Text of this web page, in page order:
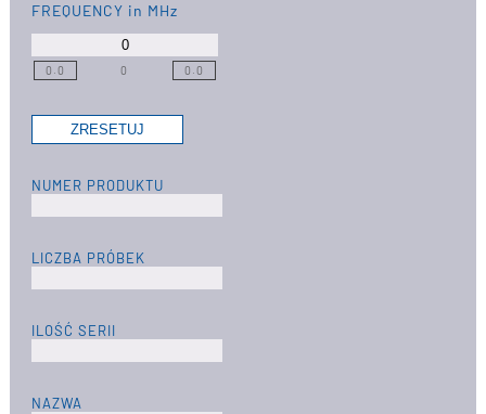
FREQUENCY in MHz
0.0 0 0.0
NUMER PRODUKTU
LICZBA PRÓBEK
ILOŚĆ SERII
NAZWA